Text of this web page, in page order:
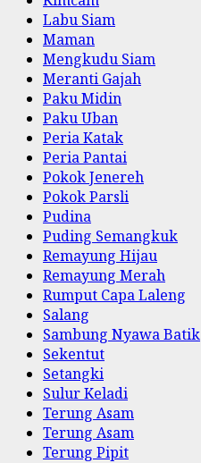
Labu Siam
Maman
Mengkudu Siam
Meranti Gajah
Paku Midin
Paku Uban
Peria Katak
Peria Pantai
Pokok Jenereh
Pokok Parsli
Pudina
Puding Semangkuk
Remayung Hijau
Remayung Merah
Rumput Capa Laleng
Salang
Sambung Nyawa Batik
Sekentut
Setangki
Sulur Keladi
Terung Asam
Terung Asam
Terung Pipit